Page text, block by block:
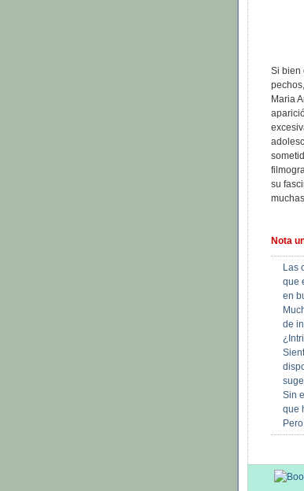
Si bien
Maria
su
Nota
Las
que
en
de
Sin
que